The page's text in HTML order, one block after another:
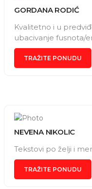
GORDANA RODIĆ
Kvalitetno i u
ubacivanje fusnota/
TRAŽITE PONUDU
NEVENA NIKOLIC
Tekstovi po želji i
TRAŽITE PONUDU